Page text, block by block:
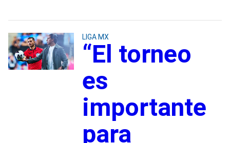
LIGA MX
“El torneo
es
importante
para